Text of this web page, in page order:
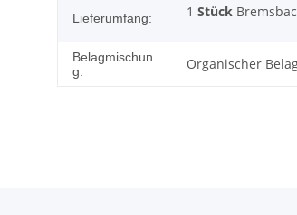
Lieferumfang: 1 Stück
Belagmischun
g:
Organischer